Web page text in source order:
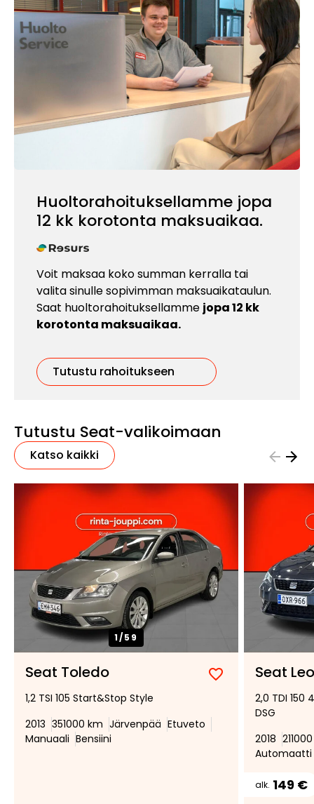
Huoltorahoituksellamme jopa
12 kk korotonta maksuaikaa.
Voit maksaa koko summan kerralla tai
valita sinulle sopivimman maksuaikataulun.
Saat huoltorahoituksellamme jopa 12 kk
korotonta maksuaikaa.
Tutustu rahoitukseen
Tutustu Seat-valikoimaan
Katso kaikki
1/59
Seat Toledo
Lisää
suosikiksi
Poista
suosikeista
1,2 TSI 105 Start&Stop Style
2013 351000 km Järvenpää Etuveto
Manuaali Bensiini
Seat
2,0 TDI 150
DSG
2018
Automaatti
alk. 149 €